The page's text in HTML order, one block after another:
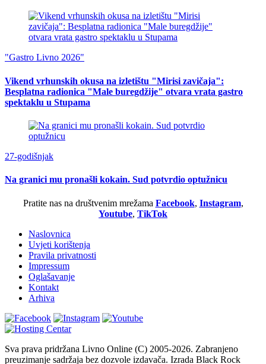
"Gastro Livno 2026"
Vikend vrhunskih okusa na izletištu "Mirisi zavičaja":
Besplatna radionica "Male buregdžije" otvara vrata gastro
spektaklu u Stupama
27-godišnjak
Na granici mu pronašli kokain. Sud potvrdio optužnicu
Pratite nas na društvenim mrežama Facebook, Instagram,
Youtube, TikTok
Naslovnica
Uvjeti korištenja
Pravila privatnosti
Impressum
Oglašavanje
Kontakt
Arhiva
Sva prava pridržana Livno Online (C) 2005-2026. Zabranjeno
preuzimanje sadržaja bez dozvole izdavača. Izrada Black Rock